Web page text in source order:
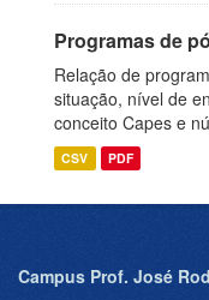
Programas de
Relação de
situação, nível de
conceito Capes e
CSV PDF
Campus Prof. José